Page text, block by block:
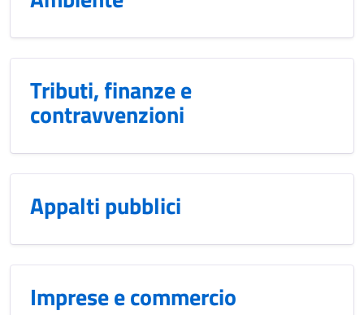
Tributi, finanze e
contravvenzioni
Appalti pubblici
Imprese e commercio